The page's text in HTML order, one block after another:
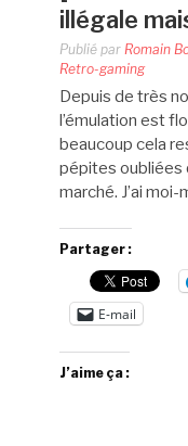
illégale
Publié par Romain
Retro-gaming
Depuis de très
l’émulation est
beaucoup cela
pépites oubliées
marché. J’ai
Partager :
E-mail
J’aime ça :